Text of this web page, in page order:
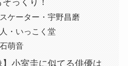
っくり！
ケーター・宇野昌磨
・いっこく堂
萌音
】小室圭に似てる俳優は